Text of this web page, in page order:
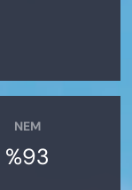
NEM
%93